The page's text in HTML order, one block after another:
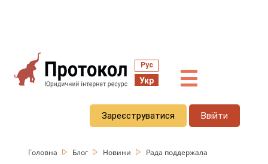
Рус
Укр ☰
Зареєструватися Ввійти
Головна Блог Новини
Рада поддержала